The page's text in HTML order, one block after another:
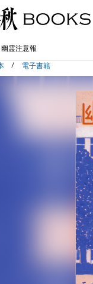
幽霊注意報
電子書籍